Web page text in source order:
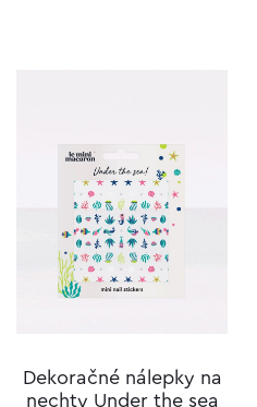
Dekoračné nálepky na
nechty Under the sea